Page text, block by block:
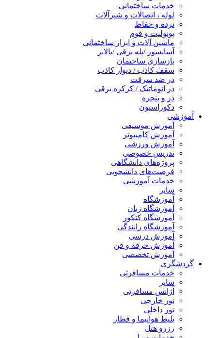
خدمات ساختمانی
لوله ، اتصالات و شیرآلات
نرده و حفاظ
یونولیت و فوم
ماشین آلات و ابزار ساختمانی
آسانسور /پله برقی /بالابر
بازسازی ساختمان
سقف کاذب / دیوار کاذب
در ضد سرقت
در اتوماتیک / کرکره برقی
در و پنجره
دکوراسیون
آموزشی
آموزش موسیقی
آموزش کامپیوتر
آموزش ورزشی
تدریس خصوصی
پروژه‌های دانشگاهی
فرصت‌های دانشجویی
خدمات آموزشی
سایر
آموزشگاه
آموزشگاه زبان
آموزشگاه کنکور
آموزشگاه رانندگی
آموزش درسی
آموزش حرفه و فن
آموزش تخصصی
گردشگری
خدمات مسافرتی
سایر
آژانس مسافرتی
تور خارجی
تور داخلی
بلیط هواپیما و قطار
رزرو هتل